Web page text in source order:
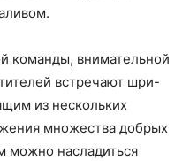
команды, внимательной
встречают шри-
из нескольких
множества добрых
можно насладиться